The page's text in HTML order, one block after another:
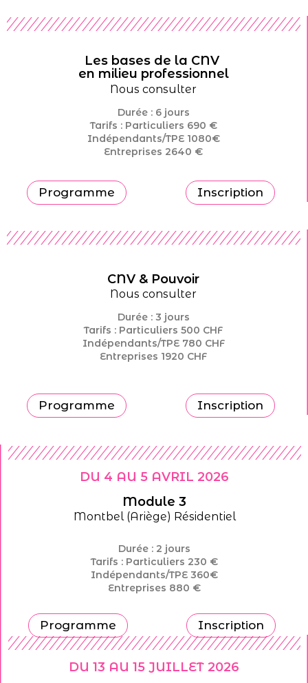
Les bases de la CNV
en milieu professionnel
Nous consulter
Durée : 6 jours
Tarifs : Particuliers 690 €
Indépendants/TPE 1080€
Entreprises 2640 €
Programme Inscription
CNV & Pouvoir
Nous consulter
Durée : 3 jours
Tarifs : Particuliers500 CHF
Indépendants/TPE 780 CHF
Entreprises 1920 CHF
Programme Inscription
DU 4 AU 5 AVRIL 2026
Module 3
Montbel (Ariège) Résidentiel
Durée : 2 jours
Tarifs : Particuliers 230 €
Indépendants/TPE 360€
Entreprises 880 €
Programme Inscription
DU 13 AU 15 JUILLET 2026